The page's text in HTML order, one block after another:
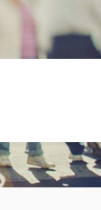
/ Rekrutierung